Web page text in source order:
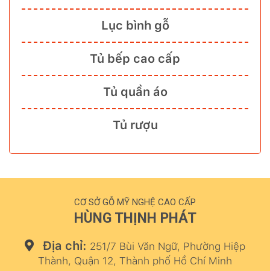
Lục bình gỗ
Tủ bếp cao cấp
Tủ quần áo
Tủ rượu
CƠ SỞ GỖ MỸ NGHỆ CAO CẤP
HÙNG THỊNH PHÁT
Địa chỉ: 251/7 Bùi Văn Ngữ, Phường Hiệp
Thành, Quận 12, Thành phố Hồ Chí Minh